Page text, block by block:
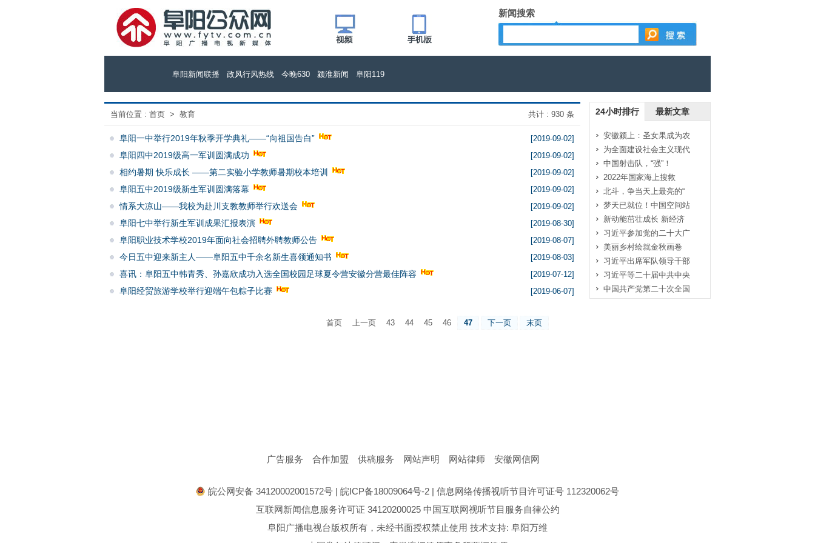
新闻搜索
阜阳新闻联播 政风行风热线 今晚630 颍淮新闻 阜阳119
当前位置 : 首页 > 教育 共计 : 930 条
阜阳一中举行2019年秋季开学典礼——“向祖国告白” [2019-09-02]
阜阳四中2019级高一军训圆满成功 [2019-09-02]
相约暑期 快乐成长 ——第二实验小学教师暑期校本培训 [2019-09-02]
阜阳五中2019级新生军训圆满落幕 [2019-09-02]
情系大凉山——我校为赴川支教教师举行欢送会 [2019-09-02]
阜阳七中举行新生军训成果汇报表演 [2019-08-30]
阜阳职业技术学校2019年面向社会招聘外聘教师公告 [2019-08-07]
今日五中迎来新主人——阜阳五中千余名新生喜领通知书 [2019-08-03]
喜讯：阜阳五中韩青秀、孙嘉欣成功入选全国校园足球夏令营安徽分营最佳阵容 [2019-07-12]
阜阳经贸旅游学校举行迎端午包粽子比赛 [2019-06-07]
首页 上一页 43 44 45 46 47 下一页 末页
24小时排行 最新文章
安徽颍上：圣女果成为农
为全面建设社会主义现代
中国射击队，“强”！
2022年国家海上搜救
北斗，争当天上最亮的“
梦天已就位！中国空间站
新动能茁壮成长 新经济
习近平参加党的二十大广
美丽乡村绘就金秋画卷
习近平出席军队领导干部
习近平等二十届中共中央
中国共产党第二十次全国
广告服务 合作加盟 供稿服务 网站声明 网站律师 安徽网信网
皖公网安备 34120002001572号 | 皖ICP备18009064号-2 | 信息网络传播视听节目许可证号 112320062号
互联网新闻信息服务许可证 34120200025 中国互联网视听节目服务自律公约
阜阳广播电视台版权所有，未经书面授权禁止使用 技术支持: 阜阳万维